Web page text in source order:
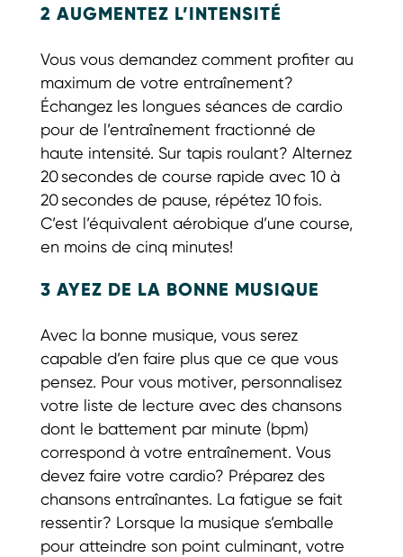
2 AUGMENTEZ L’INTENSITÉ
Vous vous demandez comment profiter au
maximum de votre entraînement?
Échangez les longues séances de cardio
pour de l’entraînement fractionné de
haute intensité. Sur tapis roulant? Alternez
20 secondes de course rapide avec 10 à
20 secondes de pause, répétez 10 fois.
C’est l’équivalent aérobique d’une course,
en moins de cinq minutes!
3 AYEZ DE LA BONNE MUSIQUE
Avec la bonne musique, vous serez
capable d’en faire plus que ce que vous
pensez. Pour vous motiver, personnalisez
votre liste de lecture avec des chansons
dont le battement par minute (bpm)
correspond à votre entraînement. Vous
devez faire votre cardio? Préparez des
chansons entraînantes. La fatigue se fait
ressentir? Lorsque la musique s’emballe
pour atteindre son point culminant, votre